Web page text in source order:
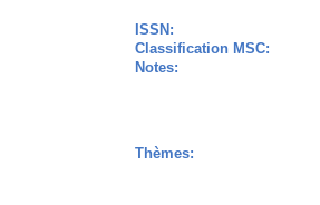
ISSN:
Classification MSC:
Notes:
Thèmes: